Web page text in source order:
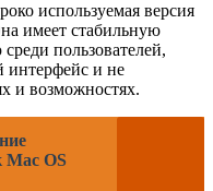
используемая версия
имеет стабильную
пользователей,
и не
и возможностях.
Mac OS